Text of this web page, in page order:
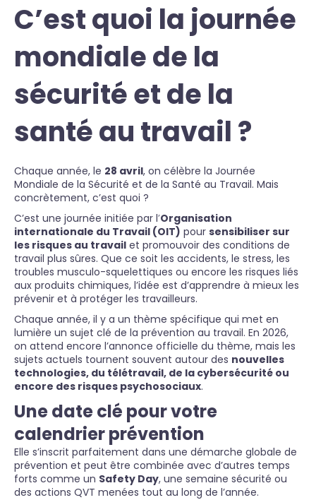
C’est quoi la journée
mondiale de la
sécurité et de la
santé au travail ?
Chaque année, le 28 avril, on célèbre la Journée
Mondiale de la Sécurité et de la Santé au Travail. Mais
concrètement, c’est quoi ?
C’est une journée initiée par l’Organisation
internationale du Travail (OIT) pour sensibiliser sur
les risques au travail et promouvoir des conditions de
travail plus sûres. Que ce soit les accidents, le stress, les
troubles musculo-squelettiques ou encore les risques liés
aux produits chimiques, l’idée est d’apprendre à mieux les
prévenir et à protéger les travailleurs.
Chaque année, il y a un thème spécifique qui met en
lumière un sujet clé de la prévention au travail. En 2026,
on attend encore l’annonce officielle du thème, mais les
sujets actuels tournent souvent autour des nouvelles
technologies, du télétravail, de la cybersécurité ou
encore des risques psychosociaux.
Une date clé pour votre
calendrier prévention
Elle s’inscrit parfaitement dans une démarche globale de
prévention et peut être combinée avec d’autres temps
forts comme un Safety Day, une semaine sécurité ou
des actions QVT menées tout au long de l’année.